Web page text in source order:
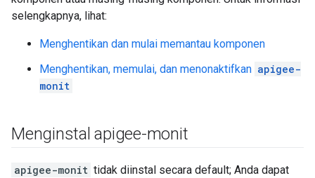
selengkapnya, lihat:
Menghentikan dan mulai memantau komponen
Menghentikan, memulai, dan menonaktifkan apigee-
monit
Menginstal apigee-monit
apigee-monit tidak diinstal secara default; Anda dapat